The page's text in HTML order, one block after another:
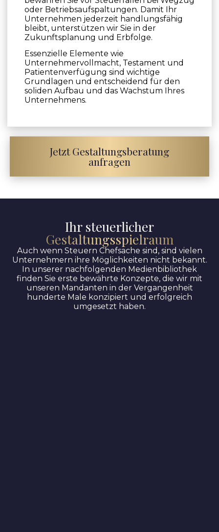
oder Betriebsaufspaltungen. Damit Ihr
Unternehmen jederzeit handlungsfähig
bleibt, unterstützen wir Sie in der
Zukunftsplanung und Erbfolge.
Essenzielle Elemente wie
Unternehmervollmacht, Testament und
Patientenverfügung sind wichtige
Grundlagen und entscheidend für den
soliden Aufbau und das Wachstum Ihres
Unternehmens.
Jetzt Gestaltungsberatung
anfragen
Ihr steuerlicher
Gestaltungsspielraum
Auch wenn Steuern Chefsache sind, sind vielen
Unternehmern ihre Möglichkeiten nicht bekannt.
In unserer nachfolgenden Medienbibliothek
finden Sie erste bewährte Konzepte, die wir mit
unseren Mandanten in der Vergangenheit
hunderte Male konzipiert und erfolgreich
umgesetzt haben.